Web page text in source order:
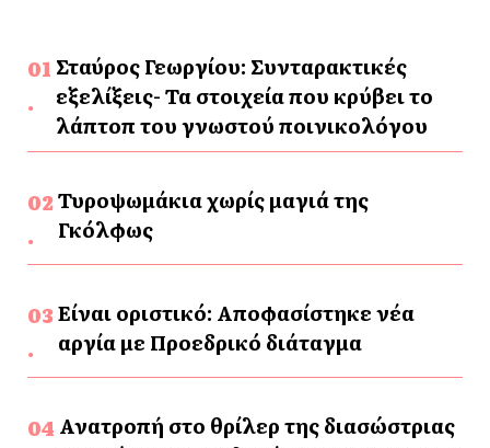
Σταύρος Γεωργίου: Συνταρακτικές
εξελίξεις- Τα στοιχεία που κρύβει το
λάπτοπ του γνωστού ποινικολόγου
Τυροψωμάκια χωρίς μαγιά της
Γκόλφως
Είναι οριστικό: Αποφασίστηκε νέα
αργία με Προεδρικό διάταγμα
Ανατροπή στο θρίλερ της διασώστριας